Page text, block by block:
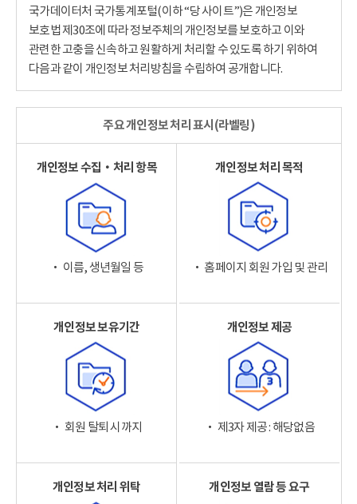
국가데이터처 국가통계포털(이하 “당 사이트”)은 개인정보
보호법 제30조에 따라 정보주체의 개인정보를 보호하고 이와
관련한 고충을 신속하고 원활하게 처리할 수 있도록 하기 위하여
다음과 같이 개인정보 처리방침을 수립하여 공개합니다.
주요 개인정보 처리 표시(라벨링)
개인정보 수집‧처리 항목
‧ 이름, 생년월일 등
개인정보 처리 목적
‧ 홈페이지 회원 가입 및 관리
개인정보 보유기간
‧ 회원 탈퇴 시까지
개인정보 제공
‧ 제3자 제공 : 해당없음
개인정보 처리 위탁 개인정보 열람 등 요구